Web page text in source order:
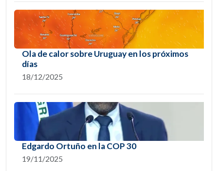
Ola de calor sobre Uruguay en los próximos
días
18/12/2025
Edgardo Ortuño en la COP 30
19/11/2025